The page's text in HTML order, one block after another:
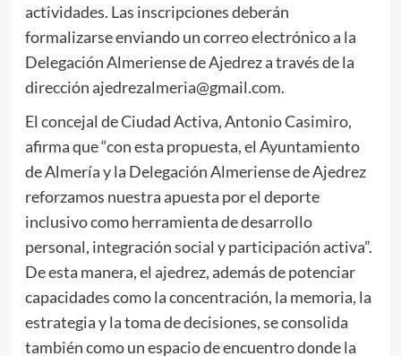
actividades. Las inscripciones deberán
formalizarse enviando un correo electrónico a la
Delegación Almeriense de Ajedrez a través de la
dirección ajedrezalmeria@gmail.com.
El concejal de Ciudad Activa, Antonio Casimiro,
afirma que “con esta propuesta, el Ayuntamiento
de Almería y la Delegación Almeriense de Ajedrez
reforzamos nuestra apuesta por el deporte
inclusivo como herramienta de desarrollo
personal, integración social y participación activa”.
De esta manera, el ajedrez, además de potenciar
capacidades como la concentración, la memoria, la
estrategia y la toma de decisiones, se consolida
también como un espacio de encuentro donde la